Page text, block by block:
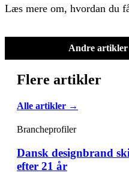
Læs mere om, hvordan du
Andre artikler
Flere artikler
Alle artikler →
Brancheprofiler
Dansk designbrand
efter 21 år